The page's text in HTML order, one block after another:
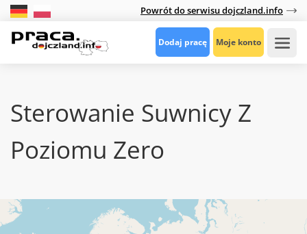
Powrót do serwisu dojczland.info
Dodaj pracę Moje konto
Sterowanie Suwnicy Z
Poziomu Zero